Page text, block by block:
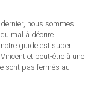
nous sommes
mal à décrire
guide est super
et peut-être à une
sont pas fermés au